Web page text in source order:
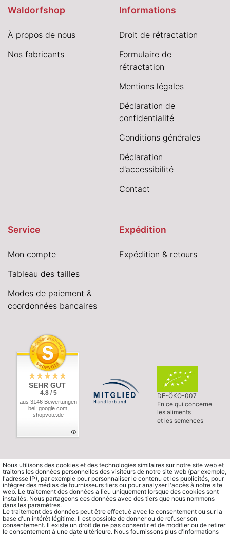
Waldorfshop
À propos de nous
Nos fabricants
Informations
Droit de rétractation
Formulaire de
rétractation
Mentions légales
Déclaration de
confidentialité
Conditions générales
Déclaration
d'accessibilité
Contact
Service
Mon compte
Tableau des tailles
Modes de paiement &
coordonnées bancaires
Expédition
Expédition & retours
SEHR GUT
4.8 / 5
aus 3146 Bewertungen
bei: google.com,
shopvote.de
DE-ÖKO-007
En ce qui concerne
les aliments
et les semences
Nous utilisons des cookies et des technologies similaires sur notre site web et
traitons les données personnelles des visiteurs de notre site web (par exemple,
l'adresse IP), par exemple pour personnaliser le contenu et les publicités, pour
intégrer des médias de fournisseurs tiers ou pour analyser l'accès à notre site
web. Le traitement des données a lieu uniquement lorsque des cookies sont
installés. Nous partageons ces données avec des tiers que nous nommons
dans les paramètres.
Le traitement des données peut être effectué avec le consentement ou sur la
base d'un intérêt légitime. Il est possible de donner ou de refuser son
consentement. Il existe un droit de ne pas consentir et de modifier ou de retirer
le consentement à une date ultérieure. Nous fournissons plus d'informations